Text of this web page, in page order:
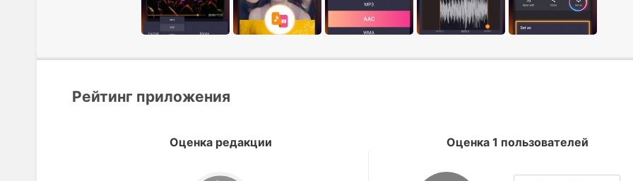
Рейтинг приложения
Оценка редакции Оценка 1 пользователей